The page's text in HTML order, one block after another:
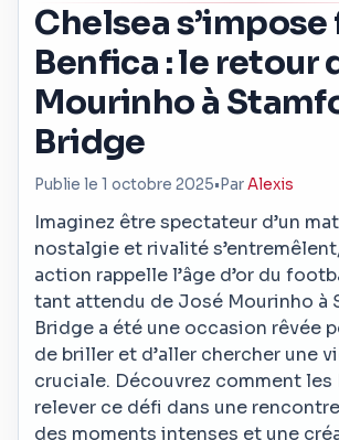
Chelsea s’impose
Benfica : le retour
Mourinho à
Bridge
Publie le 1 octobre 2025• ParAlexis
Imaginez être spectateur d’un
nostalgie et rivalité
action rappelle l’âge d’or du
tant attendu de José Mourinho à
Bridge a été une occasion rêvée
de briller et d’aller chercher une
cruciale. Découvrez comment les
relever ce défi dans une
des moments intenses et une